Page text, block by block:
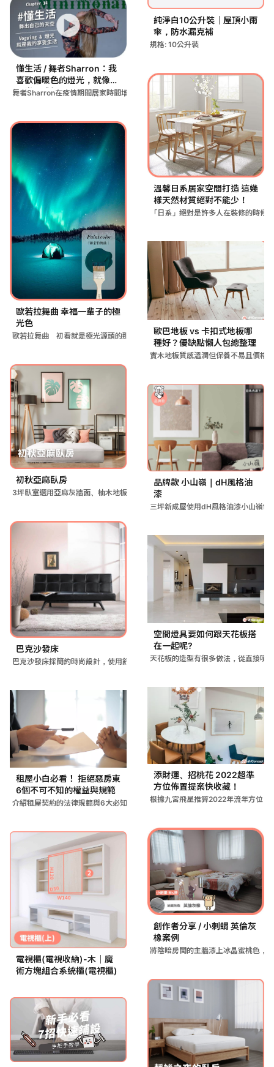
懂生活 / 舞者Sharron：我
喜歡偏暖色的燈光，就像在
月光下跳舞
舞者Sharron在疫情期間居家時間增加，透過調整家中燈光為
歐若拉舞曲 幸福一輩子的極
光色
歐若拉舞曲 初看就是極光源頭的那片天的深綠，卻在光源照射下，
初秋亞麻臥房
3坪臥室選用亞麻灰牆面、柚木地板和層疊床墊，透過淺灰色油漆搭
巴克沙發床
巴克沙發床採簡約時尚設計，使用舒適美感兼具的材質，為客廳或多
租屋小白必看！ 拒絕惡房東
6個不可不知的權益與規範
介紹租屋契約的法律規範與6大必知重點，幫助租客與房東根據內政
電視櫃(電視收納)-木｜魔
術方塊組合系統櫃(電視櫃)
純淨白10公升裝｜屋頂小雨
傘，防水漏克補
規格: 10公升裝
溫馨日系居家空間打造 這幾
樣天然材質絕對不能少！
「日系」絕對是許多人在裝修的時候
歐巴地板 vs 卡扣式地板哪
種好？優缺點懶人包總整理
實木地板質感溫潤但保養不易且價格
品牌款 小山嶺｜dH風格油
漆
三坪新成屋使用dH風格油漆小山嶺色
空間燈具要如何跟天花板搭
在一起呢?
天花板的造型有很多做法，從直接噴
添財運、招桃花 2022超準
方位佈置提案快收藏！
根據九宮飛星推算2022年流年方位，
創作者分享 / 小刺蝟 英倫灰
橡案例
將陰暗房間的主牆漆上冰晶蜜桃色，